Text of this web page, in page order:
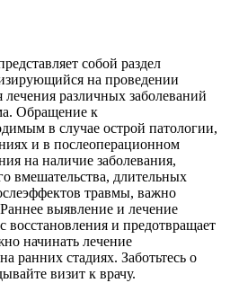
собой раздел
на проведении
различных заболеваний
Обращение к
в случае острой патологии,
и в послеоперационном
на наличие заболевания,
вмешательства, длительных
травмы, важно
выявление и лечение
восстановления и предотвращает
начинать лечение
ранних стадиях. Заботьтесь о
визит к врачу.